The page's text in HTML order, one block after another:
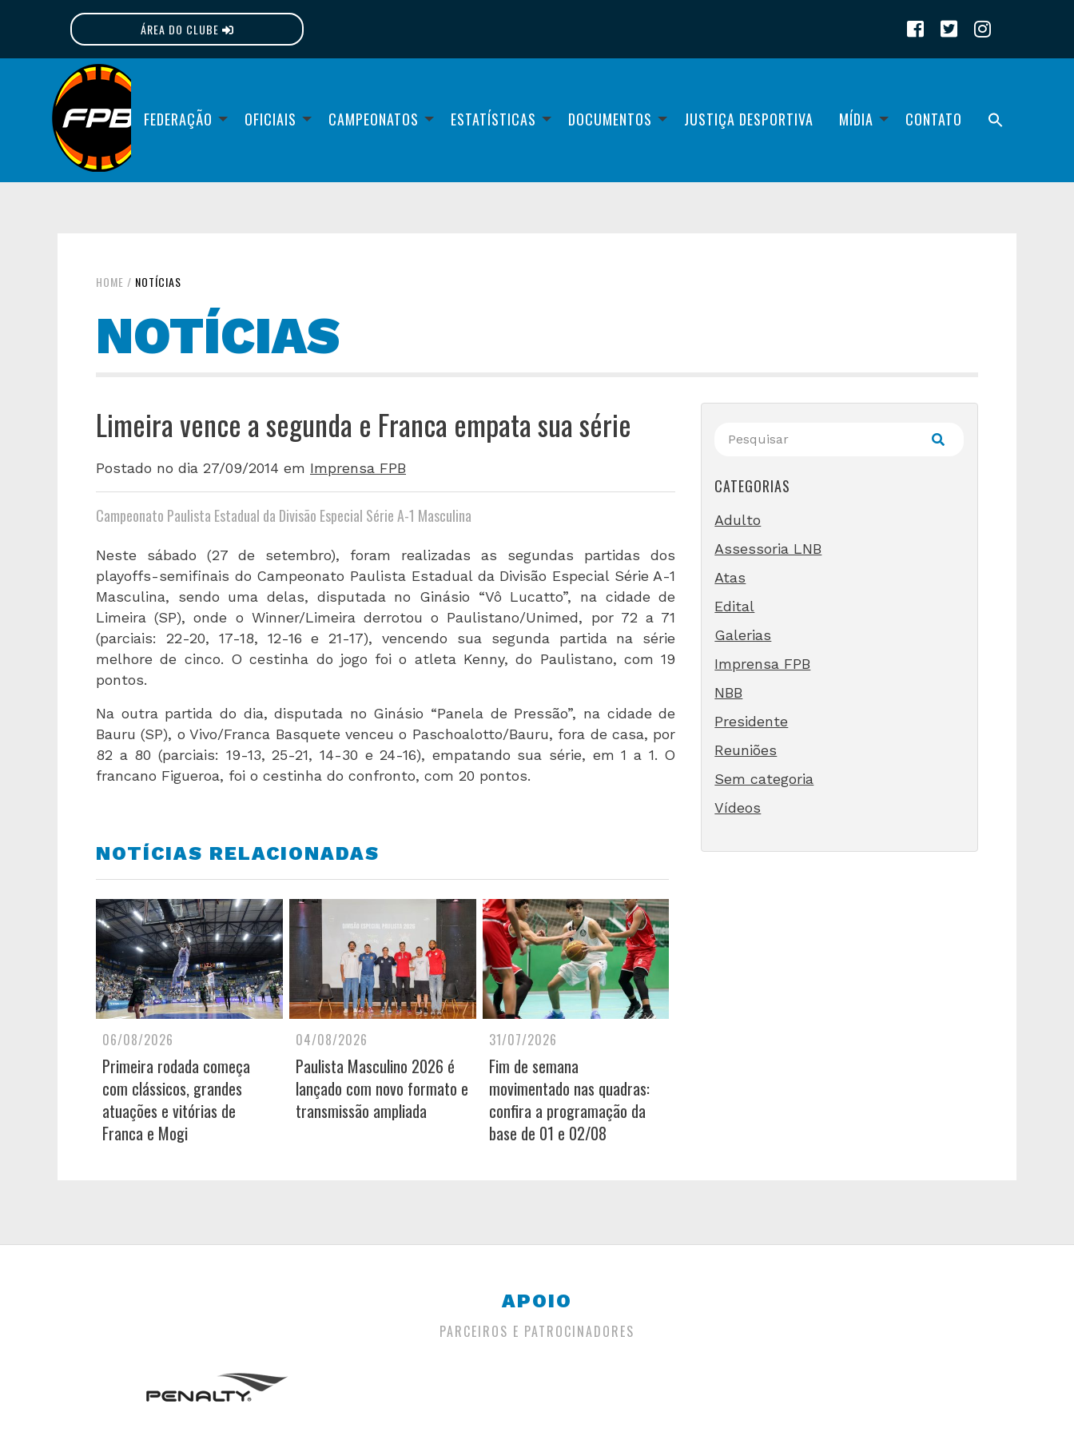
ÁREA DO CLUBE
FEDERAÇÃO OFICIAIS CAMPEONATOS ESTATÍSTICAS DOCUMENTOS JUSTIÇA DESPORTIVA MÍDIA CONTATO
HOME / NOTÍCIAS
NOTÍCIAS
Limeira vence a segunda e Franca empata sua série
Postado no dia 27/09/2014 em Imprensa FPB
Campeonato Paulista Estadual da Divisão Especial Série A-1 Masculina
Neste sábado (27 de setembro), foram realizadas as segundas partidas dos
playoffs-semifinais do Campeonato Paulista Estadual da Divisão Especial Série A-1
Masculina, sendo uma delas, disputada no Ginásio “Vô Lucatto”, na cidade de
Limeira (SP), onde o Winner/Limeira derrotou o Paulistano/Unimed, por 72 a 71
(parciais: 22-20, 17-18, 12-16 e 21-17), vencendo sua segunda partida na série
melhore de cinco. O cestinha do jogo foi o atleta Kenny, do Paulistano, com 19
pontos.
Na outra partida do dia, disputada no Ginásio “Panela de Pressão”, na cidade de
Bauru (SP), o Vivo/Franca Basquete venceu o Paschoalotto/Bauru, fora de casa, por
82 a 80 (parciais: 19-13, 25-21, 14-30 e 24-16), empatando sua série, em 1 a 1. O
francano Figueroa, foi o cestinha do confronto, com 20 pontos.
NOTÍCIAS RELACIONADAS
06/08/2026
Primeira rodada começa
com clássicos, grandes
atuações e vitórias de
Franca e Mogi
04/08/2026
Paulista Masculino 2026 é
lançado com novo formato e
transmissão ampliada
31/07/2026
Fim de semana
movimentado nas quadras:
confira a programação da
base de 01 e 02/08
CATEGORIAS
Adulto
Assessoria LNB
Atas
Edital
Galerias
Imprensa FPB
NBB
Presidente
Reuniões
Sem categoria
Vídeos
APOIO
PARCEIROS E PATROCINADORES